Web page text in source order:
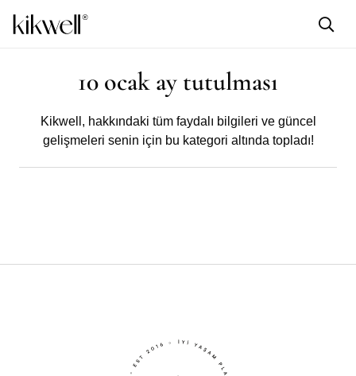
10 ocak ay tutulması
Kikwell, hakkındaki tüm faydalı bilgileri ve güncel
gelişmeleri senin için bu kategori altında topladı!